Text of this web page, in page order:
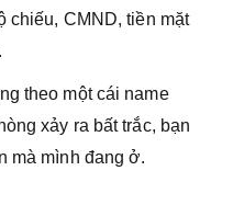
chiếu, CMND, tiền mặt
theo một cái name
xảy ra bất trắc, bạn
mà mình đang ở.